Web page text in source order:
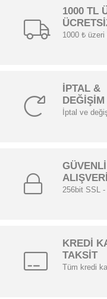
1000 TL
1000 ₺ üzeri
İPTAL &
DEĞİŞİM
İptal ve
GÜVENLİ
256bit SSL
KREDİ
TAKSİT
Tüm kredi